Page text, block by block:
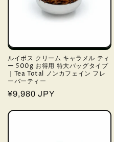
ルイボス クリーム キャラメル ティ
ー 500g お得用 特大バッグタイプ
｜Tea Total ノンカフェイン フレ
ーバーティー
通
価
¥9,980 JPY